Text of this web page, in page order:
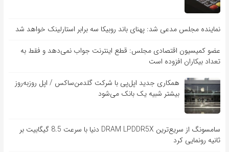
نماینده مجلس مدعی شد: پهنای باند روبیکا سه برابر استارلینک خواهد شد
عضو کمیسیون اقتصادی مجلس: قطع اینترنت جواب نمی‌دهد و فقط به
تعداد بیکاران افزوده است
همکاری جدید اپل‌پی با شرکت گلدمن‌ساکس / اپل روزبه‌روز
بیشتر شبیه یک بانک می‌شود
سامسونگ از سریع‌ترین DRAM LPDDR5X دنیا با سرعت 8.5 گیگابیت بر
ثانیه رونمایی کرد